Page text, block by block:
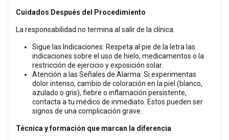
Cuidados Después del Procedimiento
La responsabilidad no termina al salir de la clínica.
Sigue las Indicaciones: Respeta al pie de la letra las
indicaciones sobre el uso de hielo, medicamentos o la
restricción de ejercicio y exposición solar.
Atención a las Señales de Alarma: Si experimentas
dolor intenso, cambio de coloración en la piel (blanco,
azulado o gris), fiebre o inflamación persistente,
contacta a tu médico de inmediato. Estos pueden ser
signos de una complicación grave.
Técnica y formación que marcan la diferencia